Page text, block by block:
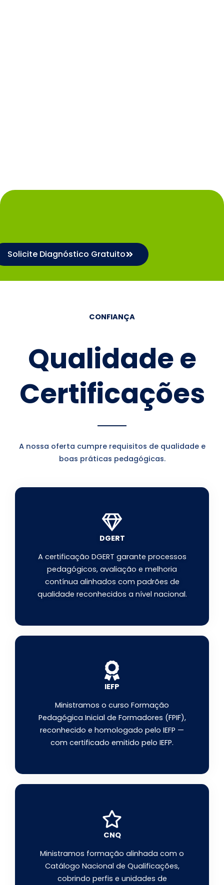
Solicite Diagnóstico Gratuito
CONFIANÇA
Qualidade e
Certificações
A nossa oferta cumpre requisitos de qualidade e
boas práticas pedagógicas.
DGERT
A certificação DGERT garante processos
pedagógicos, avaliação e melhoria
contínua alinhados com padrões de
qualidade reconhecidos a nível nacional.
IEFP
Ministramos o curso Formação
Pedagógica Inicial de Formadores (FPIF),
reconhecido e homologado pelo IEFP —
com certificado emitido pelo IEFP.
CNQ
Ministramos formação alinhada com o
Catálogo Nacional de Qualificações,
cobrindo perfis e unidades de